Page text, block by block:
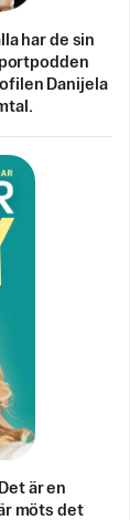
har de sin
Danijela
är en
möts det